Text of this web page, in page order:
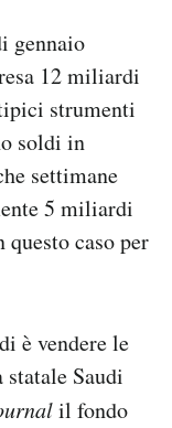
gennaio
12 miliardi
strumenti
soldi in
settimane
5 miliardi
caso per
è vendere le
Saudi
il fondo